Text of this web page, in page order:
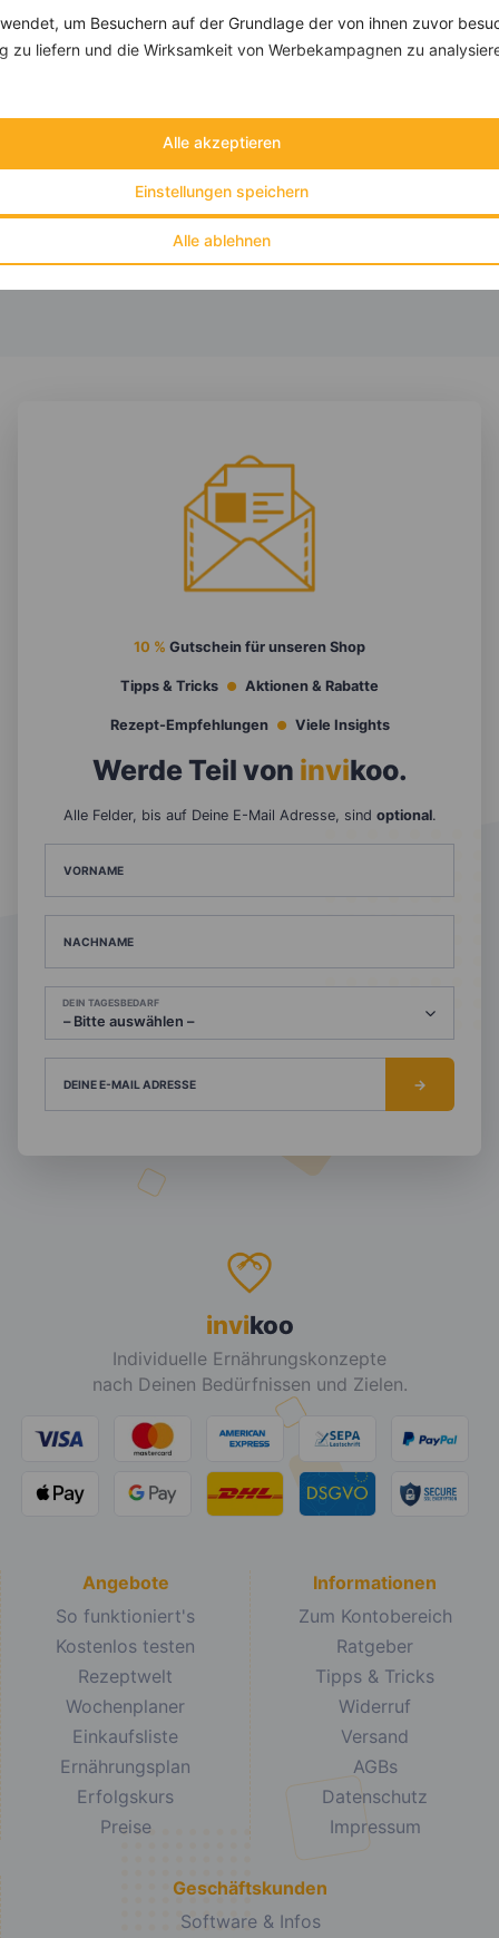
um Besuchern auf der Grundlage der von ihnen zuvor
zu liefern und die Wirksamkeit von Werbekampagnen zu
Alle ablehnen
Einstellungen speichern
Alle akzeptieren
Rezepte
‹ ›
Lachsfilet mit Salat
Kalorien:
Eiweiß:32 g
Kohlehydrate:17 g
10 % Gutschein für unseren Shop
Tipps & Tricks Aktionen & Rabatte
Rezept-Empfehlungen Viele Insights
Werde Teil von invikoo.
Alle Felder, bis auf Deine E-Mail Adresse, sind optional.
VORNAME
NACHNAME
DEIN TAGESBEDARF
DEINE E-MAIL ADRESSE
invikoo
Individuelle Ernährungskonzepte
nach Deinen Bedürfnissen und Zielen.
Angebote
So funktioniert's
Kostenlos testen
Rezeptwelt
Wochenplaner
Einkaufsliste
Ernährungsplan
Erfolgskurs
Preise
Informationen
Zum Kontobereich
Ratgeber
Tipps & Tricks
Widerruf
Versand
AGBs
Datenschutz
Impressum
Geschäftskunden
Software & Infos